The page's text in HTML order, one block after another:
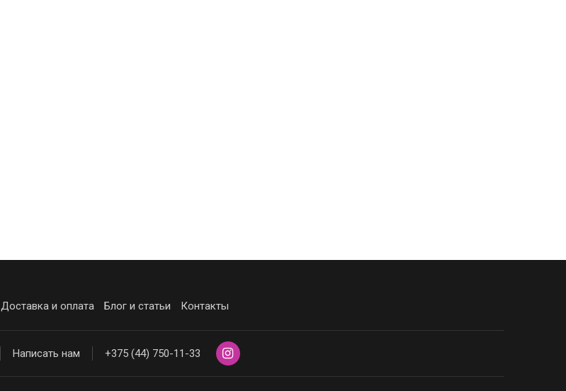
Доставка и оплата Блог и статьи Контакты
Написать нам +375 (44) 750-11-33